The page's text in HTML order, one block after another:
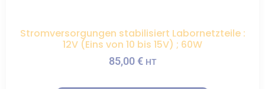
Stromversorgungen stabilisiert Labornetzteile :
12V (Eins von 10 bis 15V) ; 60W
85,00 € HT